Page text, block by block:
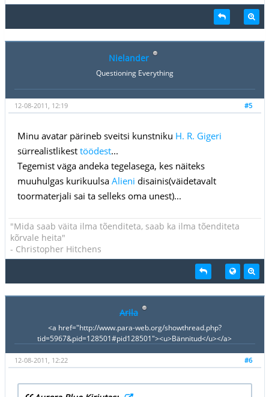
Nielander
Questioning Everything
#5
12-08-2011, 12:19
Minu avatar pärineb sveitsi kunstniku H. R. Gigeri
sürrealistlikest töödest...
Tegemist väga andeka tegelasega, kes näiteks
muuhulgas kurikuulsa Alieni disainis(väidetavalt
toormaterjali sai ta selleks oma unest)...
"Mida saab väita ilma tõenditeta, saab ka ilma tõenditeta
kõrvale heita"
- Christopher Hitchens
Arila
<a href="http://www.para-web.org/showthread.php?
tid=5967&pid=128501#pid128501"><u>Bännitud</u></a>
#6
12-08-2011, 12:22